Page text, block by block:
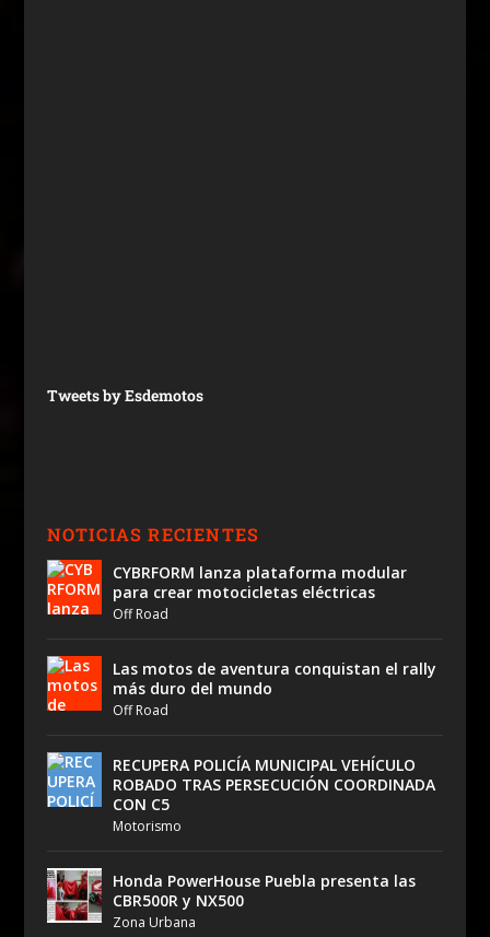
Tweets by Esdemotos
NOTICIAS RECIENTES
CYBRFORM lanza plataforma modular
para crear motocicletas eléctricas
Off Road
Las motos de aventura conquistan el rally
más duro del mundo
Off Road
RECUPERA POLICÍA MUNICIPAL VEHÍCULO
ROBADO TRAS PERSECUCIÓN COORDINADA
CON C5
Motorismo
Honda PowerHouse Puebla presenta las
CBR500R y NX500
Zona Urbana